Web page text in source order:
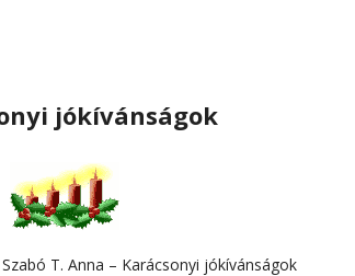
jókívánságok
Szabó T. Anna – Karácsonyi jókívánságok